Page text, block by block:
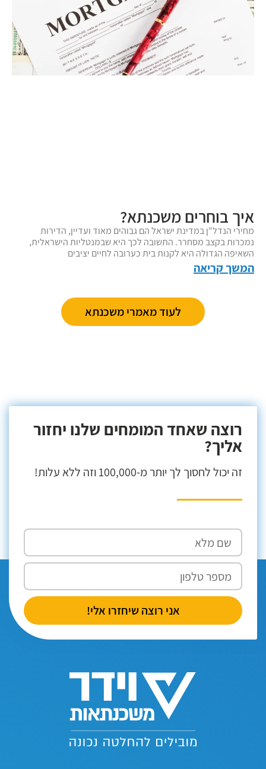
איך בוחרים משכנתא?
מחירי הנדל"ן במדינת ישראל הם גבוהים מאוד ועדיין, הדירות
נמכרות בקצב מסחרר. התשובה לכך היא שבמנטליות הישראלית,
השאיפה הגדולה היא לקנות בית כערובה לחיים יציבים
המשך קריאה
לעוד מאמרי משכנתא
רוצה שאחד המומחים שלנו יחזור
אליך?
זה יכול לחסוך לך יותר מ-100,000 וזה ללא עלות!
אני רוצה שיחזרו אלי!